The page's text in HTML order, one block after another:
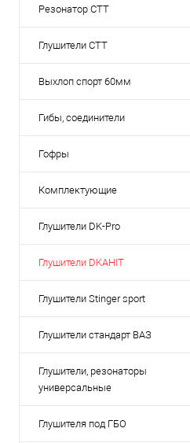
Резонатор СТТ
Глушители СТТ
Выхлоп спорт 60мм
Гибы, соединители
Гофры
Комплектующие
Глушители DK-Pro
Глушители DKAHIT
Глушители Stinger sport
Глушители стандарт ВАЗ
Глушители, резонаторы
универсальные
Глушителя под ГБО